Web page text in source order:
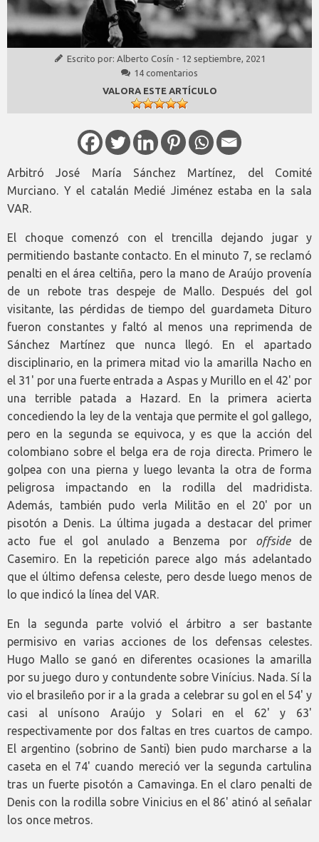
Escrito por: Alberto Cosín - 12 septiembre, 2021
14 comentarios
VALORA ESTE ARTÍCULO
Arbitró José María Sánchez Martínez, del Comité
Murciano. Y el catalán Medié Jiménez estaba en la sala
VAR.
El choque comenzó con el trencilla dejando jugar y
permitiendo bastante contacto. En el minuto 7, se reclamó
penalti en el área celtiña, pero la mano de Araújo provenía
de un rebote tras despeje de Mallo. Después del gol
visitante, las pérdidas de tiempo del guardameta Dituro
fueron constantes y faltó al menos una reprimenda de
Sánchez Martínez que nunca llegó. En el apartado
disciplinario, en la primera mitad vio la amarilla Nacho en
el 31' por una fuerte entrada a Aspas y Murillo en el 42' por
una terrible patada a Hazard. En la primera acierta
concediendo la ley de la ventaja que permite el gol gallego,
pero en la segunda se equivoca, y es que la acción del
colombiano sobre el belga era de roja directa. Primero le
golpea con una pierna y luego levanta la otra de forma
peligrosa impactando en la rodilla del madridista.
Además, también pudo verla Militão en el 20' por un
pisotón a Denis. La última jugada a destacar del primer
acto fue el gol anulado a Benzema por offsidede
Casemiro. En la repetición parece algo más adelantado
que el último defensa celeste, pero desde luego menos de
lo que indicó la línea del VAR.
En la segunda parte volvió el árbitro a ser bastante
permisivo en varias acciones de los defensas celestes.
Hugo Mallo se ganó en diferentes ocasiones la amarilla
por su juego duro y contundente sobre Vinícius. Nada. Sí la
vio el brasileño por ir a la grada a celebrar su gol en el 54' y
casi al unísono Araújo y Solari en el 62' y 63'
respectivamente por dos faltas en tres cuartos de campo.
El argentino (sobrino de Santi) bien pudo marcharse a la
caseta en el 74' cuando mereció ver la segunda cartulina
tras un fuerte pisotón a Camavinga. En el claro penalti de
Denis con la rodilla sobre Vinicius en el 86' atinó al señalar
los once metros.